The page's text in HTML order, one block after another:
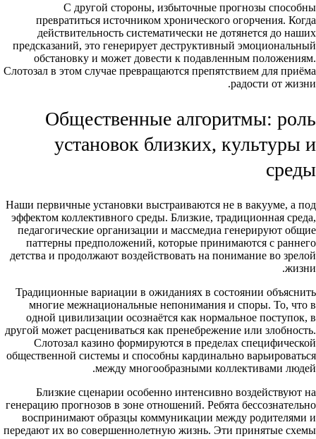
С другой стороны, избыточные прогнозы способны
превратиться источником хронического огорчения. Когда
действительность систематически не дотянется до наших
предсказаний, это генерирует деструктивный эмоциональный
обстановку и может довести к подавленным положениям.
Слотозал в этом случае превращаются препятствием для приёма
радости от жизни.
Общественные алгоритмы: роль
установок близких, культуры и
среды
Наши первичные установки выстраиваются не в вакууме, а под
эффектом коллективного среды. Близкие, традиционная среда,
педагогические организации и массмедиа генерируют общие
паттерны предположений, которые принимаются с раннего
детства и продолжают воздействовать на понимание во зрелой
жизни.
Традиционные вариации в ожиданиях в состоянии объяснить
многие межнациональные непонимания и споры. То, что в
одной цивилизации осознаётся как нормальное поступок, в
другой может расцениваться как пренебрежение или злобность.
Слотозал казино формируются в пределах специфической
общественной системы и способны кардинально варьироваться
между многообразными коллективами людей.
Близкие сценарии особенно интенсивно воздействуют на
генерацию прогнозов в зоне отношений. Ребята бессознательно
воспринимают образцы коммуникации между родителями и
передают их во совершеннолетную жизнь. Эти принятые схемы